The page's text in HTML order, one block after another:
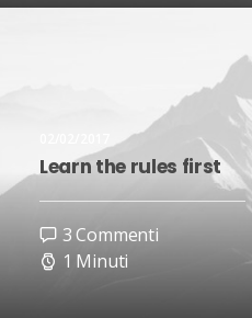
Learn the rules first
3 Commenti
1 Minuti